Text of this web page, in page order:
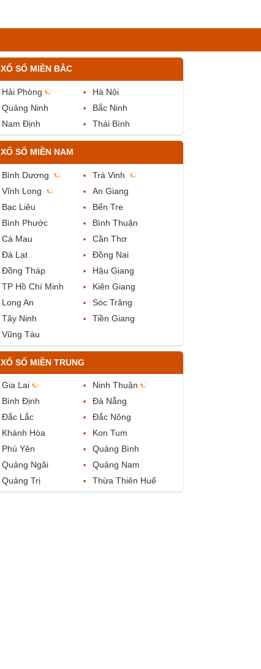
XỔ SỐ MIỀN BẮC
Hải Phòng
Hà Nội
Quảng Ninh
Bắc Ninh
Nam Định
Thái Bình
XỔ SỐ MIỀN NAM
Bình Dương
Trà Vinh
Vĩnh Long
An Giang
Bạc Liêu
Bến Tre
Bình Phước
Bình Thuận
Cà Mau
Cần Thơ
Đà Lạt
Đồng Nai
Đồng Tháp
Hậu Giang
TP Hồ Chí Minh
Kiên Giang
Long An
Sóc Trăng
Tây Ninh
Tiền Giang
Vũng Tàu
XỔ SỐ MIỀN TRUNG
Gia Lai
Ninh Thuận
Bình Định
Đà Nẵng
Đắc Lắc
Đắc Nông
Khánh Hòa
Kon Tum
Phú Yên
Quảng Bình
Quảng Ngãi
Quảng Nam
Quảng Trị
Thừa Thiên Huế